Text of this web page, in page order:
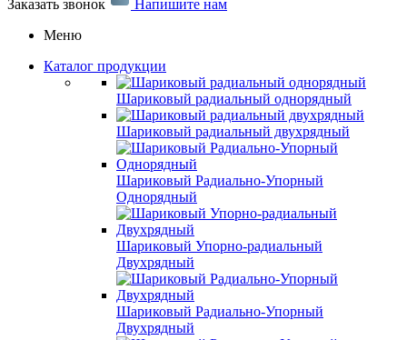
Заказать звонок
Напишите нам
Меню
Каталог продукции
Шариковый радиальный однорядный
Шариковый радиальный двухрядный
Шариковый Радиально-Упорный
Однорядный
Шариковый Упорно-радиальный
Двухрядный
Шариковый Радиально-Упорный
Двухрядный